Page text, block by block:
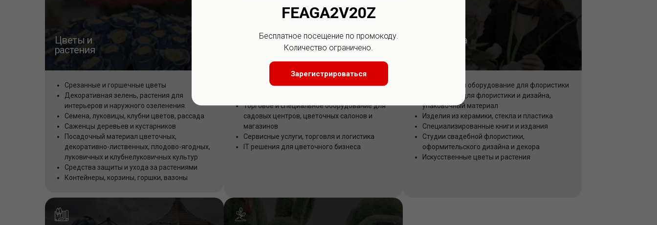
FEAGA2V20Z
Бесплатное посещение по промокоду.
Количество ограничено.
Зарегистрироваться
Цветы и
растения
Срезанные и горшечные цветы
Декоративная зелень, растения для
интерьеров и наружного озеленения.
Семена, луковицы, клубни цветов, рассада
Саженцы деревьев и кустарников
Посадочный материал цветочных,
декоративно-лиственных, плодово-ягодных,
луковичных и клубнелуковичных культур
Средства защиты и ухода за растениями
Контейнеры, корзины, горшки, вазоны
Цветочный бизнес и логистика
Оборудование и упаковка для
Торговое и специальное оборудование для
садовых центров, цветочных салонов и
магазинов
Сервисные услуги, торговля и логистика
IT решения для цветочного бизнеса
Флористика
Инструмент и оборудование для флористики
Аксессуары для флористики и дизайна,
упаковочный материал
Изделия из керамики, стекла и пластика
Специализированные книги и издания
Студии свадебной флористики,
оформительского дизайна и декора
Искусственные цветы и растения